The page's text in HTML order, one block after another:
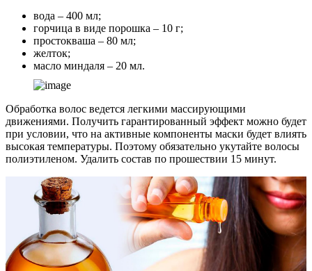
вода – 400 мл;
горчица в виде порошка – 10 г;
простокваша – 80 мл;
желток;
масло миндаля – 20 мл.
Обработка волос ведется легкими массирующими
движениями. Получить гарантированный эффект можно будет
при условии, что на активные компоненты маски будет влиять
высокая температуры. Поэтому обязательно укутайте волосы
полиэтиленом. Удалить состав по прошествии 15 минут.